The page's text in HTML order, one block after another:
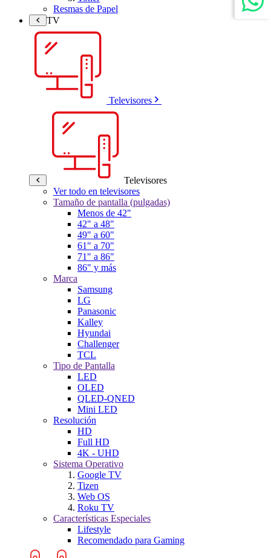
Resmas de Papel
TV
Televisores
Televisores
Ver todo en televisores
Tamaño de pantalla (pulgadas)
Menos de 42"
42" a 48"
49" a 60"
61" a 70"
71" a 86"
86" y más
Marca
Samsung
LG
Panasonic
Kalley
Hyundai
Challenger
TCL
Tipo de Pantalla
LED
OLED
QLED-QNED
Mini LED
Resolución
HD
Full HD
4K - UHD
Sistema Operativo
Google TV
Tizen
Web OS
Roku TV
Características Especiales
Lifestyle
Recomendado para Gaming